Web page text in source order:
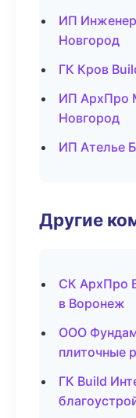
ИП
Новгород
ГК Кров
ИП АрхПро
Новгород
ИП Ателье
Другие
СК АрхПро
в Воронеж
ООО
плиточные
ГК Build